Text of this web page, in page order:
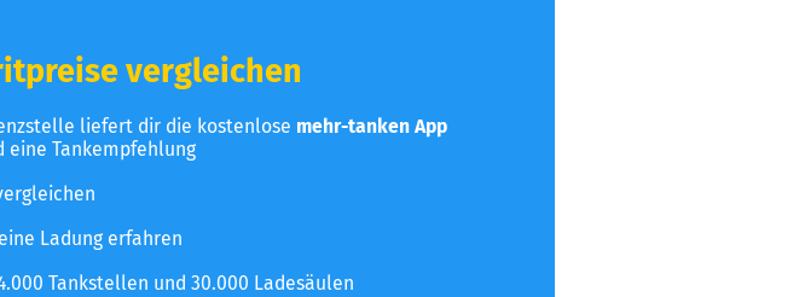
vergleichen
liefert dir die kostenlose mehr-tanken App
eine Tankempfehlung
Ladung erfahren
Tankstellen und 30.000 Ladesäulen